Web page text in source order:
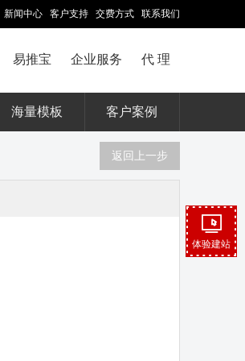
新闻中心 客户支持 交费方式 联系我们
易推宝 企业服务 代 理
海量模板 客户案例
返回上一步
体验建站